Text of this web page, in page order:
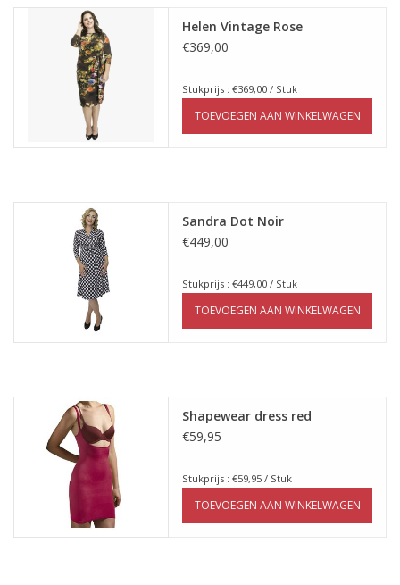
Helen Vintage Rose
€369,00
Stukprijs : €369,00 / Stuk
TOEVOEGEN AAN WINKELWAGEN
Sandra Dot Noir
€449,00
Stukprijs : €449,00 / Stuk
TOEVOEGEN AAN WINKELWAGEN
Shapewear dress red
€59,95
Stukprijs : €59,95 / Stuk
TOEVOEGEN AAN WINKELWAGEN